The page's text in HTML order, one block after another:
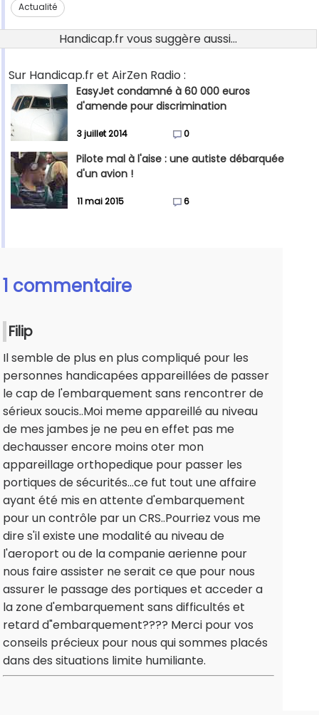
Actualité
Handicap.fr vous suggère aussi...
Sur Handicap.fr et AirZen Radio :
EasyJet condamné à 60 000 euros
d'amende pour discrimination
3 juillet 2014 0
Pilote mal à l'aise : une autiste débarquée
d'un avion !
11 mai 2015 6
1 commentaire
Filip
Il semble de plus en plus compliqué pour les
personnes handicapées appareillées de passer
le cap de l'embarquement sans rencontrer de
sérieux soucis..Moi meme appareillé au niveau
de mes jambes je ne peu en effet pas me
dechausser encore moins oter mon
appareillage orthopedique pour passer les
portiques de sécurités...ce fut tout une affaire
ayant été mis en attente d'embarquement
pour un contrôle par un CRS..Pourriez vous me
dire s'il existe une modalité au niveau de
l'aeroport ou de la companie aerienne pour
nous faire assister ne serait ce que pour nous
assurer le passage des portiques et acceder a
la zone d'embarquement sans difficultés et
retard d"embarquement???? Merci pour vos
conseils précieux pour nous qui sommes placés
dans des situations limite humiliante.